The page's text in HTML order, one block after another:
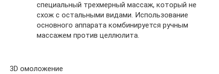
специальный трехмерный массаж, который не
схож с остальными видами. Использование
основного аппарата комбинируется ручным
массажем против целлюлита.
3D омоложение